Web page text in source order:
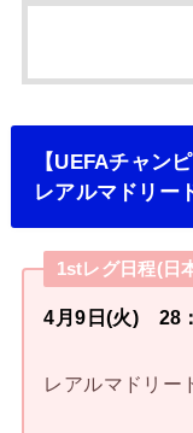
【UEFAチャン
レアルマドリー
1stレグ日程(日
4月9日(火) 28
レアルマドリー